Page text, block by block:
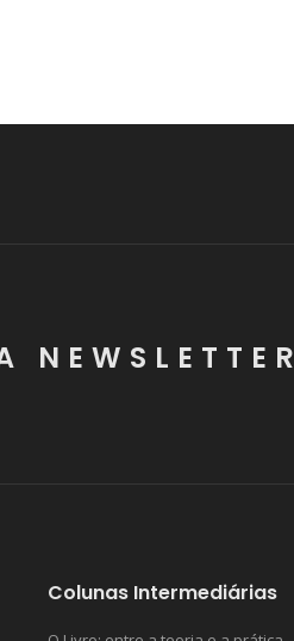
NEWSLETTER
Colunas Intermediárias